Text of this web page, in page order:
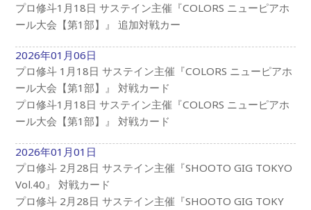
プロ修斗1月18日 サステイン主催『COLORS ニューピアホ
ール大会【第1部】』 追加対戦カー
2026年01月06日
プロ修斗 1月18日 サステイン主催『COLORS ニューピアホ
ール大会【第1部】』 対戦カード
プロ修斗1月18日 サステイン主催『COLORS ニューピアホ
ール大会【第1部】』 対戦カード
2026年01月01日
プロ修斗 2月28日 サステイン主催『SHOOTO GIG TOKYO
Vol.40』 対戦カード
プロ修斗 2月28日 サステイン主催『SHOOTO GIG TOKY